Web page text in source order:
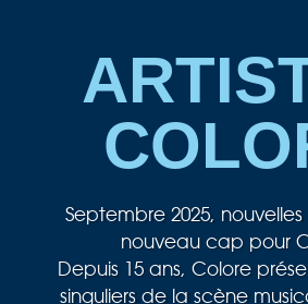
Septembre 2025,
nouveau cap pour
Depuis 15 ans, Colore
singuliers de la scène